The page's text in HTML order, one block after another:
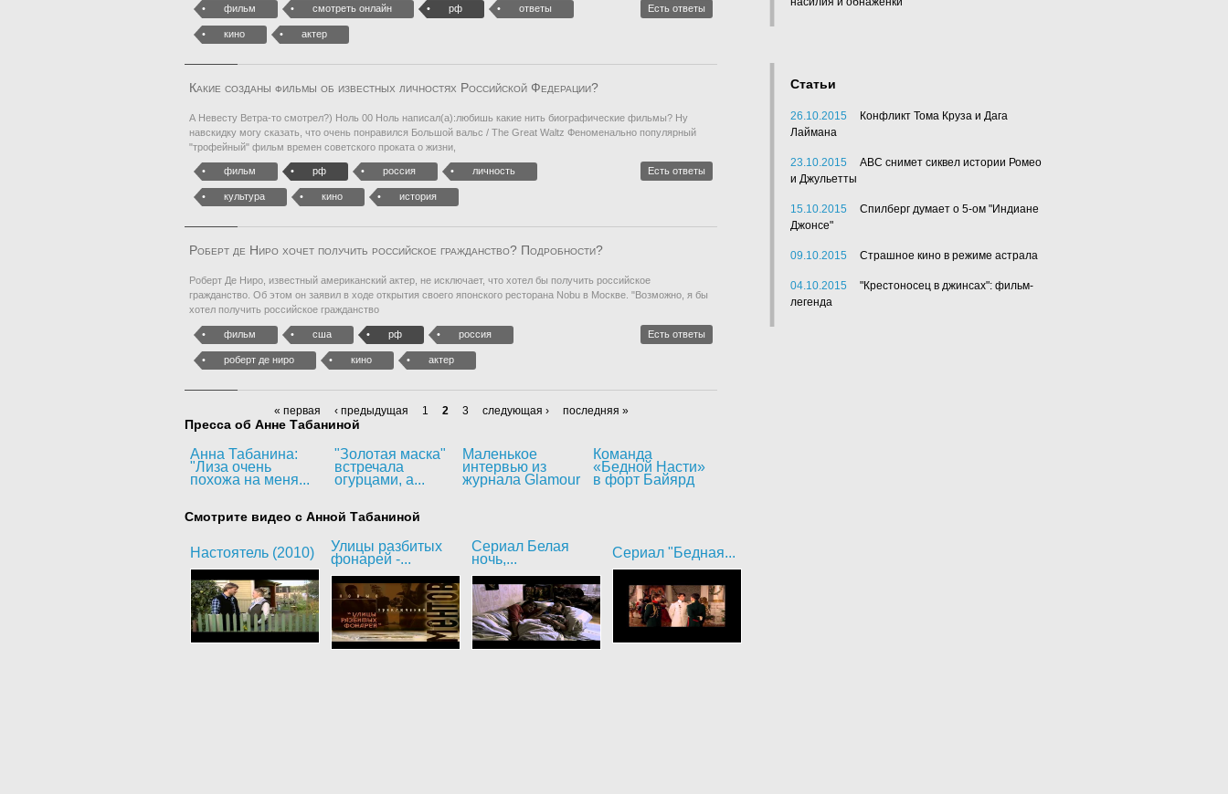
фильм смотреть онлайн рф ответы
кино актер
Есть ответы
Какие созданы фильмы об известных личностях Российской Федерации?
А Невесту Ветра-то смотрел?) Ноль 00 Ноль написал(а):любишь какие нить биографические фильмы? Ну
навскидку могу сказать, что очень понравился Большой вальс / The Great Waltz Феноменально популярный
"трофейный" фильм времен советского проката о жизни,
фильм рф россия личность
культура кино история
Есть ответы
Роберт де Ниро хочет получить российское гражданство? Подробности?
Роберт Де Ниро, известный американский актер, не исключает, что хотел бы получить российское
гражданство. Об этом он заявил в ходе открытия своего японского ресторана Nobu в Москве. "Возможно, я бы
хотел получить российское гражданство
фильм сша рф россия
роберт де ниро кино актер
Есть ответы
« первая ‹ предыдущая 1 2 3 следующая › последняя »
Пресса об Анне Табаниной
Анна Табанина:
"Лиза очень
похожа на меня...
"Золотая маска"
встречала
огурцами, а...
Маленькое
интервью из
журнала Glamour
Команда
«Бедной Насти»
в форт Байярд
Смотрите видео с Анной Табаниной
Настоятель (2010)
Улицы разбитых
фонарей -...
Сериал Белая
ночь,...
Сериал "Бедная...
Статьи
26.10.2015
Конфликт Тома Круза и Дага
Лаймана
23.10.2015
АВС снимет сиквел истории Ромео
и Джульетты
15.10.2015
Спилберг думает о 5-ом "Индиане
Джонсе"
09.10.2015 Страшное кино в режиме астрала
04.10.2015
"Крестоносец в джинсах": фильм-
легенда